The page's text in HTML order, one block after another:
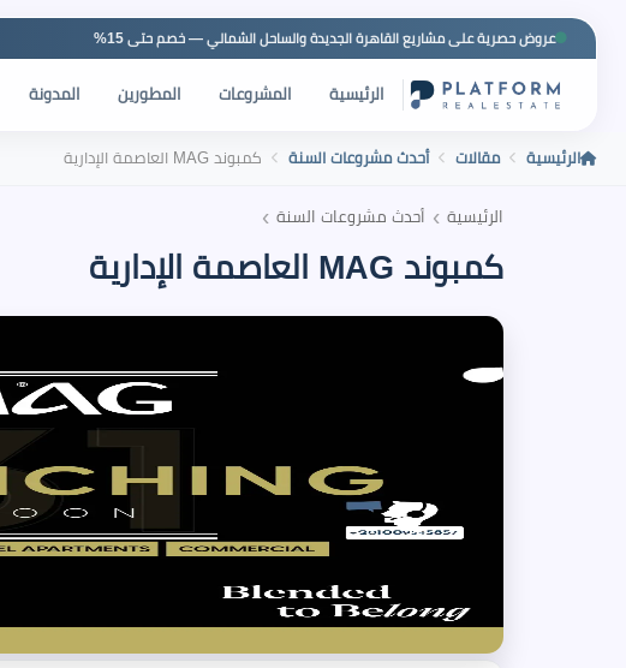
عروض حصرية على مشاريع القاهرة الجديدة والساحل الشمالي — خصم حتى 15%
الرئيسية المشروعات المطورين المدونة
الرئيسية مقالات أحدث مشروعات السنة كمبوند MAG العاصمة الإدارية
الرئيسية › أحدث مشروعات السنة ›
كمبوند MAG العاصمة الإدارية